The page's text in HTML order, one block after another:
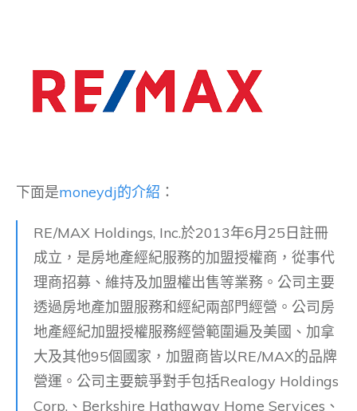
下面是moneydj的介紹 ：
RE/MAX Holdings, Inc.於2013年6月25日註冊
成立，是房地產經紀服務的加盟授權商，從事代
理商招募、維持及加盟權出售等業務。公司主要
透過房地產加盟服務和經紀兩部門經營。公司房
地產經紀加盟授權服務經營範圍遍及美國、加拿
大及其他95個國家，加盟商皆以RE/MAX的品牌
營運。公司主要競爭對手包括Realogy Holdings
Corp.、Berkshire Hathaway Home Services、